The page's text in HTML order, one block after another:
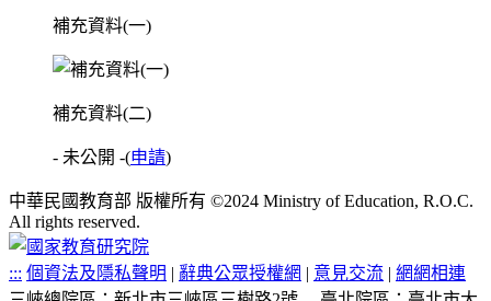
補充資料(一)
補充資料(二)
- 未公開 -(申請)
中華民國教育部 版權所有 ©2024 Ministry of Education, R.O.C.
All rights reserved.
::: 個資法及隱私聲明 | 辭典公眾授權網 | 意見交流 | 網網相連